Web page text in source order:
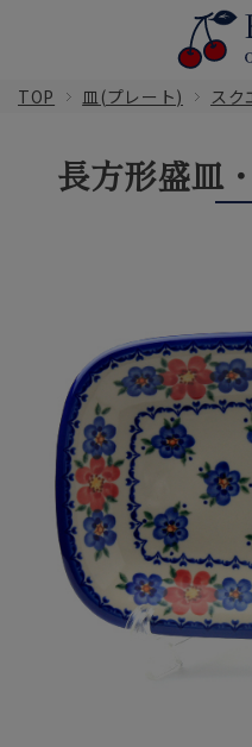
TOP 皿(プレート) スク
長方形盛皿